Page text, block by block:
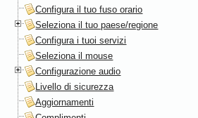
Configura il tuo fuso orario
Seleziona il tuo paese/regione
Configura i tuoi servizi
Seleziona il mouse
Configurazione audio
Livello di sicurezza
Aggiornamenti